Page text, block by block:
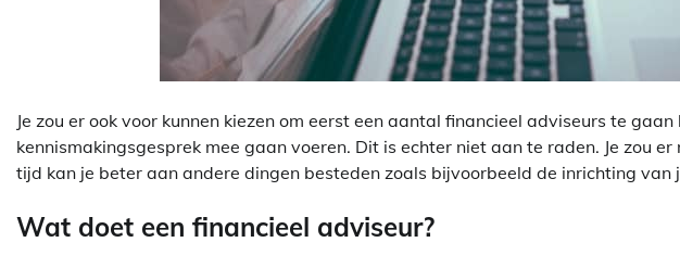
Je zou er ook voor kunnen kiezen om eerst een aantal financieel adviseurs te
kennismakingsgesprek mee gaan voeren. Dit is echter niet aan te raden. Je zou
tijd kan je beter aan andere dingen besteden zoals bijvoorbeeld de inrichting van
Wat doet een financieel adviseur?